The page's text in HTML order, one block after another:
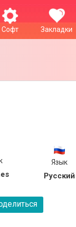
Закладки
Софт
Язык
Русский